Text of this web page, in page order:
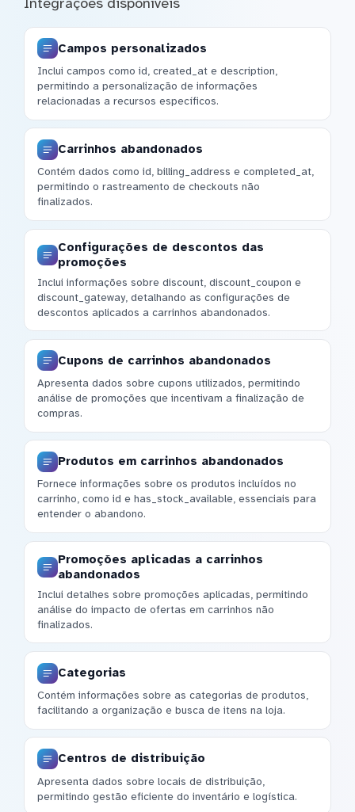
Campos personalizados
Inclui campos como id, created_at e description,
permitindo a personalização de informações
relacionadas a recursos específicos.
Carrinhos abandonados
Contém dados como id, billing_address e completed_at,
permitindo o rastreamento de checkouts não
finalizados.
Configurações de descontos das
promoções
Inclui informações sobre discount, discount_coupon e
discount_gateway, detalhando as configurações de
descontos aplicados a carrinhos abandonados.
Cupons de carrinhos abandonados
Apresenta dados sobre cupons utilizados, permitindo
análise de promoções que incentivam a finalização de
compras.
Produtos em carrinhos abandonados
Fornece informações sobre os produtos incluídos no
carrinho, como id e has_stock_available, essenciais para
entender o abandono.
Promoções aplicadas a carrinhos
abandonados
Inclui detalhes sobre promoções aplicadas, permitindo
análise do impacto de ofertas em carrinhos não
finalizados.
Categorias
Contém informações sobre as categorias de produtos,
facilitando a organização e busca de itens na loja.
Centros de distribuição
Apresenta dados sobre locais de distribuição,
permitindo gestão eficiente do inventário e logística.